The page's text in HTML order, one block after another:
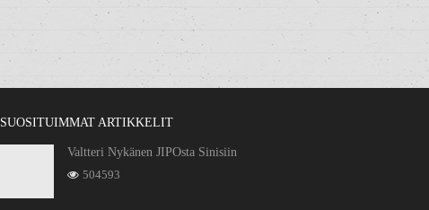
SUOSITUIMMAT ARTIKKELIT
Valtteri Nykänen JIPOsta Sinisiin
504593